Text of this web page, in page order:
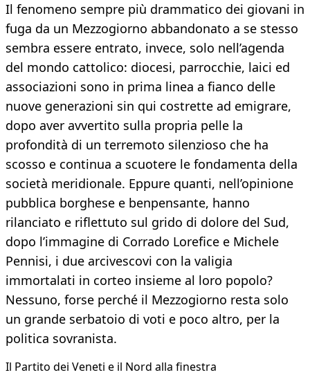
Il fenomeno sempre più drammatico dei giovani in
fuga da un Mezzogiorno abbandonato a se stesso
sembra essere entrato, invece, solo nell’agenda
del mondo cattolico: diocesi, parrocchie, laici ed
associazioni sono in prima linea a fianco delle
nuove generazioni sin qui costrette ad emigrare,
dopo aver avvertito sulla propria pelle la
profondità di un terremoto silenzioso che ha
scosso e continua a scuotere le fondamenta della
società meridionale. Eppure quanti, nell’opinione
pubblica borghese e benpensante, hanno
rilanciato e riflettuto sul grido di dolore del Sud,
dopo l’immagine di Corrado Lorefice e Michele
Pennisi, i due arcivescovi con la valigia
immortalati in corteo insieme al loro popolo?
Nessuno, forse perché il Mezzogiorno resta solo
un grande serbatoio di voti e poco altro, per la
politica sovranista.
Il Partito dei Veneti e il Nord alla finestra